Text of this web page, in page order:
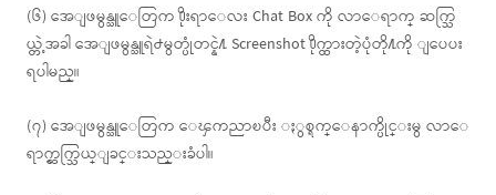
(၆) အေျဖမွန္သူေတြက ႐ိုးရာေလး Chat Box ကို လာေရာက္ ဆက္သြ
ယ္တဲ့အခါ အေျဖမွန္သူရဲ႕မွတ္ပုံတင္နဲ႔ Screenshot ႐ိုက္ထားတဲ့ပုံတို႔ကို ျပေပး
ရပါမည္။
(၇) အေျဖမွန္သူေတြက ေၾကညာၿပီး ႏွစ္ရက္ေနာက္ပိုင္းမွ လာေ
ရာက္ဆက္သြယ္ျခင္းသည္းခံပါ။